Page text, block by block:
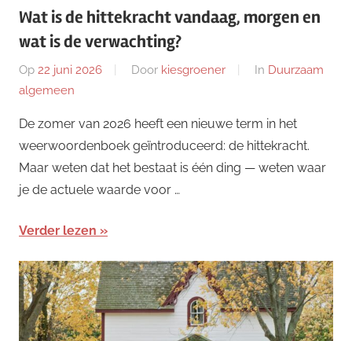
Wat is de hittekracht vandaag, morgen en
wat is de verwachting?
Op 22 juni 2026 Door kiesgroener In Duurzaam
algemeen
De zomer van 2026 heeft een nieuwe term in het
weerwoordenboek geïntroduceerd: de hittekracht.
Maar weten dat het bestaat is één ding — weten waar
je de actuele waarde voor …
Verder lezen